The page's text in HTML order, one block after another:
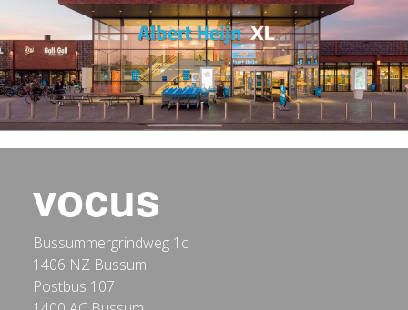
Bussummergrindweg 1c
1406 NZ Bussum
Postbus 107